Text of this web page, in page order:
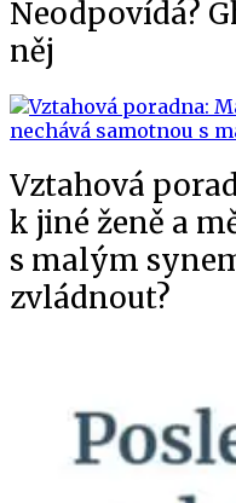
Neodpovídá?
něj
Vztahová
k jiné ženě a
s malým
zvládnout?